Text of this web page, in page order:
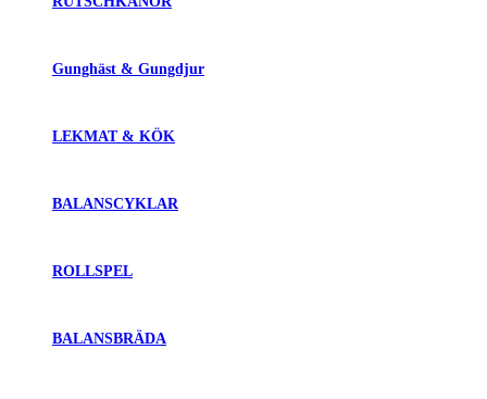
Gunghäst & Gungdjur
LEKMAT & KÖK
BALANSCYKLAR
ROLLSPEL
BALANSBRÄDA